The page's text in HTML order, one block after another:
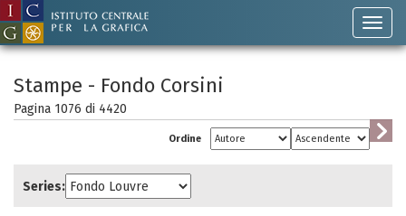
Stampe - Fondo Corsini
Pagina 1076 di 4420
Ordine
Series: